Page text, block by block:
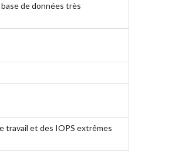
de données très
travail et des IOPS extrêmes